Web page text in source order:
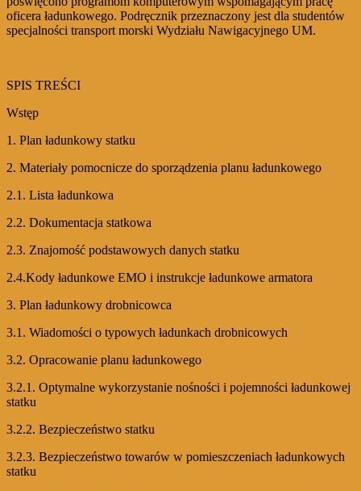
oficera ładunkowego. Podręcznik przeznaczony jest dla studentów
specjalności transport morski Wydziału Nawigacyjnego UM.
SPIS TREŚCI
Wstęp
1. Plan ładunkowy statku
2. Materiały pomocnicze do sporządzenia planu ładunkowego
2.1. Lista ładunkowa
2.2. Dokumentacja statkowa
2.3. Znajomość podstawowych danych statku
2.4.Kody ładunkowe EMO i instrukcje ładunkowe armatora
3. Plan ładunkowy drobnicowca
3.1. Wiadomości o typowych ładunkach drobnicowych
3.2. Opracowanie planu ładunkowego
3.2.1. Optymalne wykorzystanie nośności i pojemności ładunkowej
statku
3.2.2. Bezpieczeństwo statku
3.2.3. Bezpieczeństwo towarów w pomieszczeniach ładunkowych
statku